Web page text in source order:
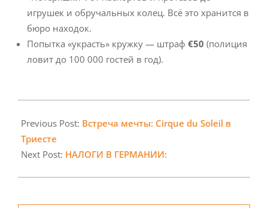
игрушек и обручальных колец. Всё это хранится в
бюро находок.
Попытка «украсть» кружку — штраф €50 (полиция
ловит до 100 000 гостей в год).
09-
05
Previous Post: Встреча мечты: Cirque du Soleil в
Триесте
Next Post: НАЛОГИ В ГЕРМАНИИ: